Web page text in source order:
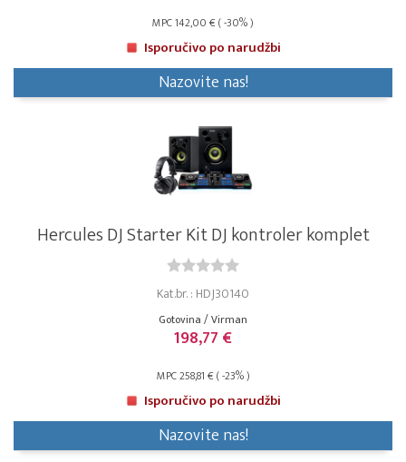
MPC 142,00 € ( -30% )
Isporučivo po narudžbi
Nazovite nas!
Hercules DJ Starter Kit DJ kontroler komplet
Kat.br. : HDJ30140
Gotovina / Virman
198,77 €
MPC 258,81 € ( -23% )
Isporučivo po narudžbi
Nazovite nas!